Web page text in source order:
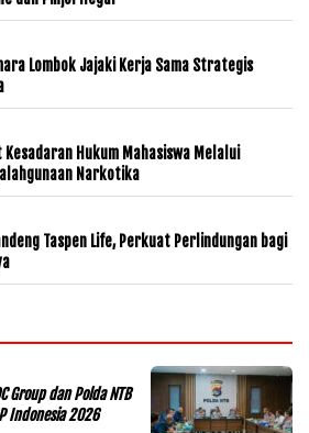
Lombok Jajaki Kerja Sama Strategis
Hukum Mahasiswa Melalui
Narkotika
Taspen Life, Perkuat Perlindungan bagi
Group dan Polda NTB
Indonesia 2026